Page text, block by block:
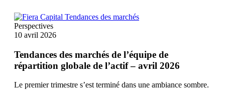
Perspectives
10 avril 2026
Tendances des marchés de l’équipe de
répartition globale de l’actif – avril 2026
Le premier trimestre s’est terminé dans une ambiance sombre.